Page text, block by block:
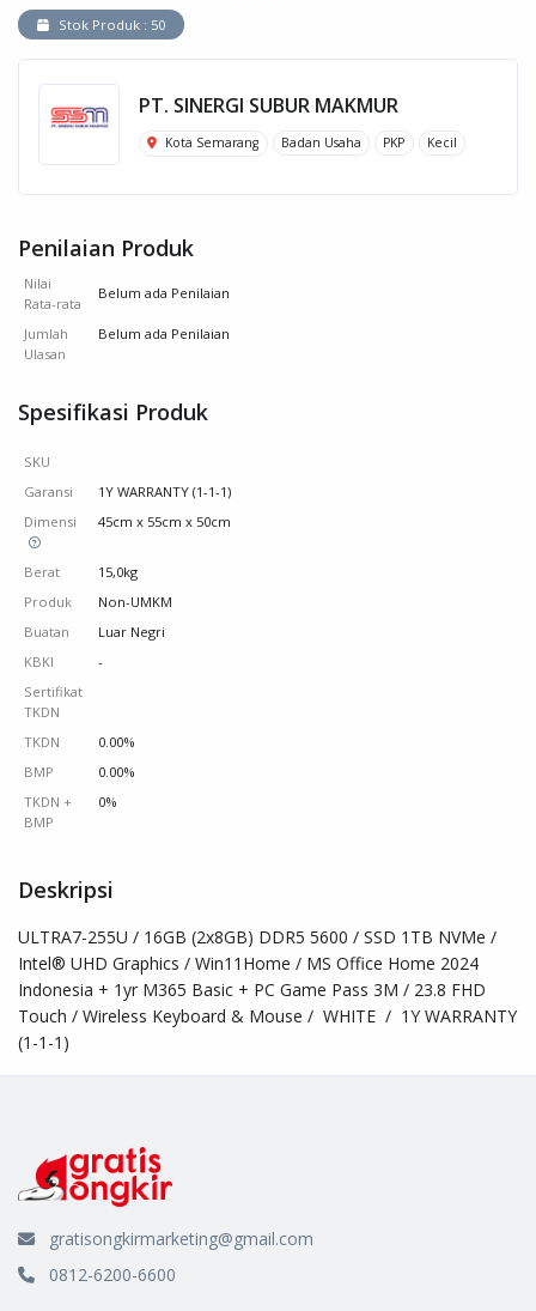
Stok Produk : 50
PT. SINERGI SUBUR MAKMUR
Kota Semarang Badan Usaha PKP Kecil
Penilaian Produk
Nilai
Rata-rata
Belum ada Penilaian
Jumlah
Ulasan
Belum ada Penilaian
Spesifikasi Produk
SKU
Garansi
1Y WARRANTY (1-1-1)
Dimensi
45cm x 55cm x 50cm
Berat
15,0kg
Produk
Non-UMKM
Buatan
Luar Negri
KBKI
-
Sertifikat
TKDN
TKDN
0.00%
BMP
0.00%
TKDN +
BMP
0%
Deskripsi
ULTRA7-255U / 16GB (2x8GB) DDR5 5600 / SSD 1TB NVMe /
Intel® UHD Graphics / Win11Home / MS Office Home 2024
Indonesia + 1yr M365 Basic + PC Game Pass 3M / 23.8 FHD
Touch / Wireless Keyboard & Mouse /  WHITE  /  1Y WARRANTY
(1-1-1)
gratisongkirmarketing@gmail.com
0812-6200-6600